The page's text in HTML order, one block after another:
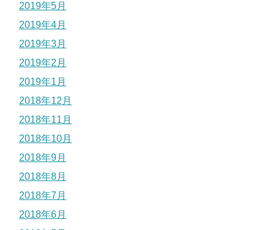
2019年5月
2019年4月
2019年3月
2019年2月
2019年1月
2018年12月
2018年11月
2018年10月
2018年9月
2018年8月
2018年7月
2018年6月